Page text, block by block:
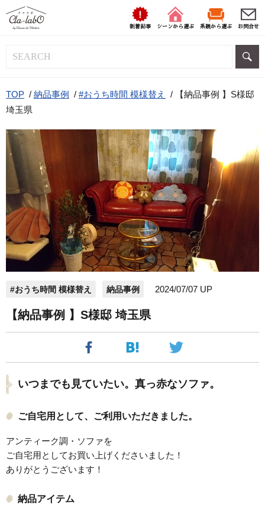
新着記事 シーンから選ぶ 系統から選ぶ お問合せ
TOP / 納品事例 / #おうち時間 模様替え /
【納品事例 】S様邸
埼玉県
#おうち時間 模様替え 納品事例 2024/07/07 UP
【納品事例 】S様邸 埼玉県
いつまでも見ていたい。真っ赤なソファ。
ご自宅用として、ご利用いただきました。
アンティーク調・ソファを
ご自宅用としてお買い上げくださいました！
ありがとうございます！
納品アイテム